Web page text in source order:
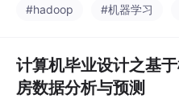
机器学习模型优化的完整分析
#hadoop #机器学习
计算机毕业设计之基
房数据分析与预测